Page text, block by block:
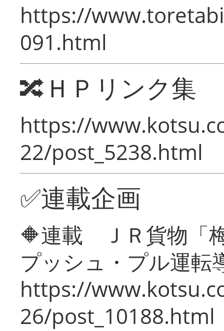
https://
091.html
🔀ＨＰリンク集
https://
22/post_5238.html
✅連載企画
🔶連載 ＪＲ貨物「
プッシュ・プル運転
https://
26/post_10188.html